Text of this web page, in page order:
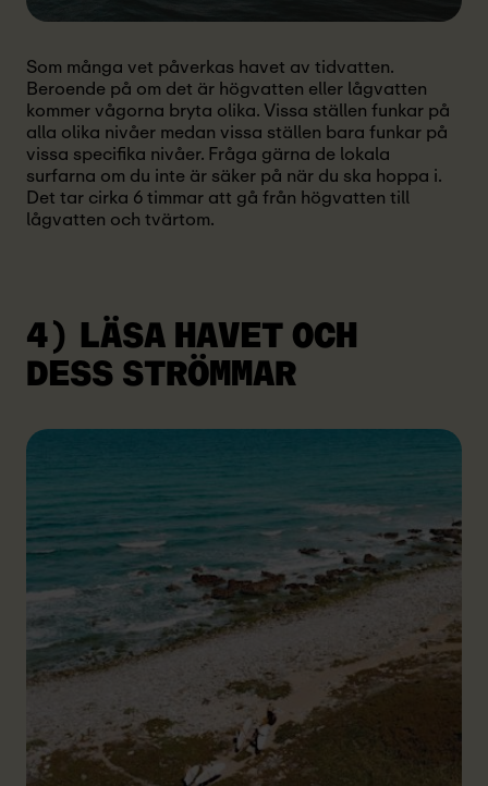
Som många vet påverkas havet av tidvatten.
Beroende på om det är högvatten eller lågvatten
kommer vågorna bryta olika. Vissa ställen funkar på
alla olika nivåer medan vissa ställen bara funkar på
vissa specifika nivåer. Fråga gärna de lokala
surfarna om du inte är säker på när du ska hoppa i.
Det tar cirka 6 timmar att gå från högvatten till
lågvatten och tvärtom.
4) LÄSA HAVET OCH
DESS STRÖMMAR